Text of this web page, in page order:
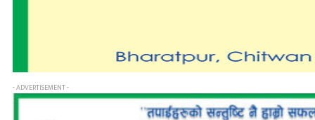
- ADVERTISEMENT -